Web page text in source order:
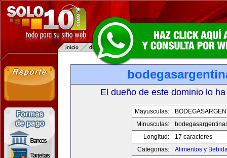
El dueño de este dominio lo
Mayusculas:
Minusculas:
Longitud:
17 caracteres
Categorias:
Alimentos y